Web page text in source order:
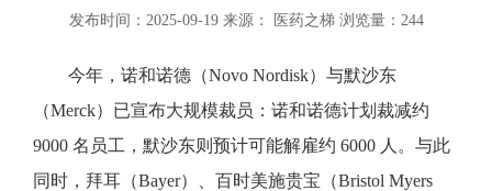
发布时间：2025-09-19 来源： 医药之梯 浏览量：244
今年，诺和诺德（Novo Nordisk）与默沙东
（Merck）已宣布大规模裁员：诺和诺德计划裁减约
9000 名员工，默沙东则预计可能解雇约 6000 人。与此
同时，拜耳（Bayer）、百时美施贵宝（Bristol Myers